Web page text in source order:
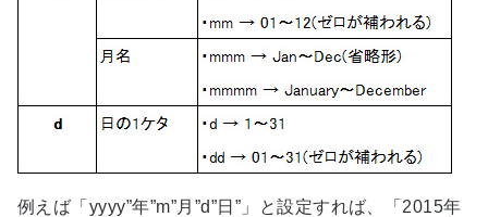
例えば「yyyy”年”m”月”d”日”」と設定すれば、「2015年